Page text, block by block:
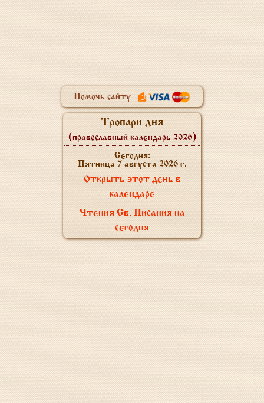
Помочь сайту
Тропари дня
(православный календарь 2026)
Сегодня:
Пятница 7 августа 2026 г.
Открыть этот день в
календаре
Чтения Св. Писания на
сегодня